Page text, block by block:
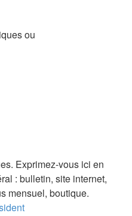
ou
Exprimez-vous ici en
: bulletin, site internet,
mensuel, boutique.